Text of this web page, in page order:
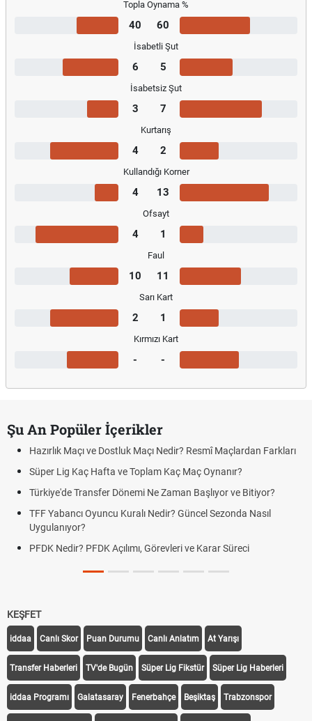
Topla Oynama %
40 60
İsabetli Şut
6 5
İsabetsiz Şut
3 7
Kurtarış
4 2
Kullandığı Korner
4 13
Ofsayt
4 1
Faul
10 11
Sarı Kart
2 1
Kırmızı Kart
- -
Şu An Popüler İçerikler
Hazırlık Maçı ve Dostluk Maçı Nedir? Resmî Maçlardan Farkları
Süper Lig Kaç Hafta ve Toplam Kaç Maç Oynanır?
Türkiye'de Transfer Dönemi Ne Zaman Başlıyor ve Bitiyor?
TFF Yabancı Oyuncu Kuralı Nedir? Güncel Sezonda Nasıl
Uygulanıyor?
PFDK Nedir? PFDK Açılımı, Görevleri ve Karar Süreci
KEŞFET
iddaa Canlı Skor Puan Durumu Canlı Anlatım At Yarışı
Transfer Haberleri TV'de Bugün Süper Lig Fikstür Süper Lig Haberleri
iddaa Programı Galatasaray Fenerbahçe Beşiktaş Trabzonspor